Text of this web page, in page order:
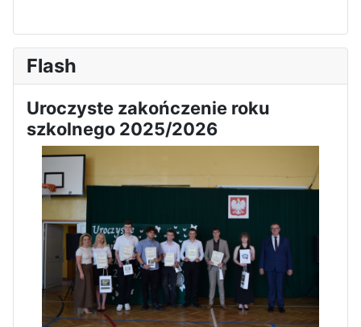
Flash
Uroczyste zakończenie roku
szkolnego 2025/2026